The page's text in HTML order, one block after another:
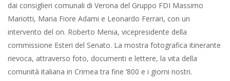
dai consiglieri comunali di Verona del Gruppo FDI Massimo
Mariotti, Maria Fiore Adami e Leonardo Ferrari, con un
intervento del on. Roberto Menia, vicepresidente della
commissione Esteri del Senato. La mostra fotografica itinerante
rievoca, attraverso foto, documenti e lettere, la vita della
comunità italiana in Crimea tra fine ‘800 e i giorni nostri.